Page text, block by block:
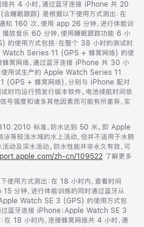
络共 4 小时，通过蓝牙连接 iPhone 共 20
睡眠跟踪) 是根据以下使用方式测出：在
知 160 次，使用 app 26 分钟，进行体能训
放音乐 60 分钟，使用睡眠跟踪功能 6 小
使用方式包括：在整个 38 小时的测试时
Watch Series 11 (GPS + 蜂窝网络) 的使
蜂窝网络，通过蓝牙连接 iPhone 共 30 小
用试生产的 Apple Watch Series 11
+ 蜂窝网络)，分别与 iPhone 配对
时均运行预发行版本软件。电池续航时间依
号强度和诸多其他因素而可能有所差异，实
标准，防水达到 50 米。即 Apple
等较浅水域的水上活动，但并不适用于水肺
动及深水活动。防水性能并非永久有效，可
zh-cn/109522 了解更多
使用方式测出：在 18 小时内，查看时间
分钟，进行体能训练的同时通过蓝牙从
Watch SE 3 (GPS) 的使用方式包
过蓝牙连接 iPhone；Apple Watch SE 3
18 小时内，连接蜂窝网络共 4 小时，通